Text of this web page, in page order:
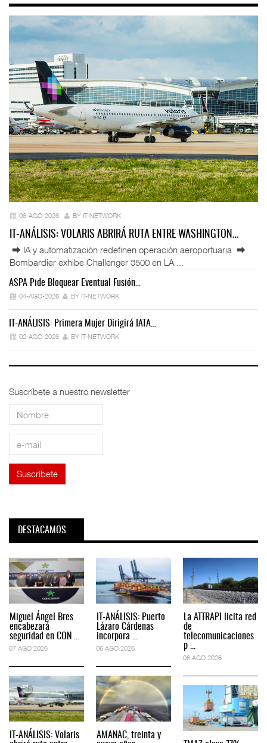
06-AGO-2026 BY IT-NETWORK
IT-ANÁLISIS: VOLARIS ABRIRÁ RUTA ENTRE WASHINGTON…
⮕ IA y automatización redefinen operación aeroportuaria ⮕
Bombardier exhibe Challenger 3500 en LA ...
ASPA Pide Bloquear Eventual Fusión…
04-AGO-2026 BY IT-NETWORK
IT-ANÁLISIS: Primera Mujer Dirigirá IATA…
02-AGO-2026 BY IT-NETWORK
Suscríbete a nuestro newsletter
DESTACAMOS
Miguel Ángel Bres
encabezará
seguridad en CON ...
07 AGO 2026
IT-ANÁLISIS: Volaris
IT-ANÁLISIS: Puerto
Lázaro Cárdenas
incorpora ...
06 AGO 2026
AMANAC, treinta y
La ATTRAPI licita red
de
telecomunicaciones
p ...
06 AGO 2026